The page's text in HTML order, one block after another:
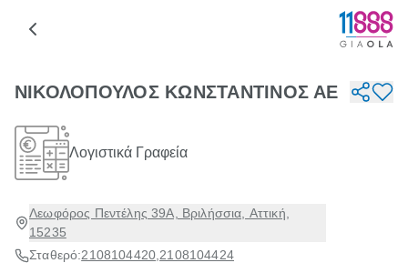
ΝΙΚΟΛΟΠΟΥΛΟΣ ΚΩΝΣΤΑΝΤΙΝΟΣ ΑΕ
Λογιστικά Γραφεία
Λεωφόρος Πεντέλης 39Α, Βριλήσσια, Αττική,
15235
Σταθερό:2108104420 2108104424